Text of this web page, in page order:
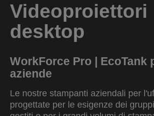
Videoproiettori
desktop
WorkForce Pro | EcoTank
aziende
Le nostre stampanti aziendali per
progettate per le esigenze dei